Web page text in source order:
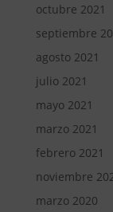
octubre 2021
septiembre
agosto 2021
julio 2021
mayo 2021
marzo 2021
febrero 2021
noviembre
marzo 2020